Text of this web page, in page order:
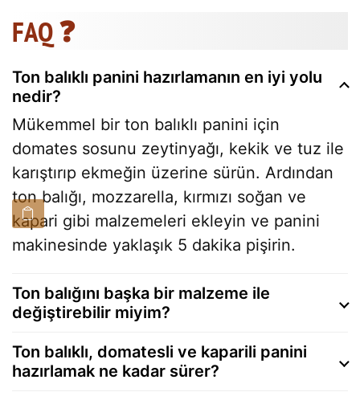
FAQ ❓
Ton balıklı panini hazırlamanın en iyi yolu
nedir?
Mükemmel bir ton balıklı panini için
domates sosunu zeytinyağı, kekik ve tuz ile
karıştırıp ekmeğin üzerine sürün. Ardından
ton balığı, mozzarella, kırmızı soğan ve
kapari gibi malzemeleri ekleyin ve panini
makinesinde yaklaşık 5 dakika pişirin.
Ton balığını başka bir malzeme ile
değiştirebilir miyim?
Ton balıklı, domatesli ve kaparili panini
hazırlamak ne kadar sürer?